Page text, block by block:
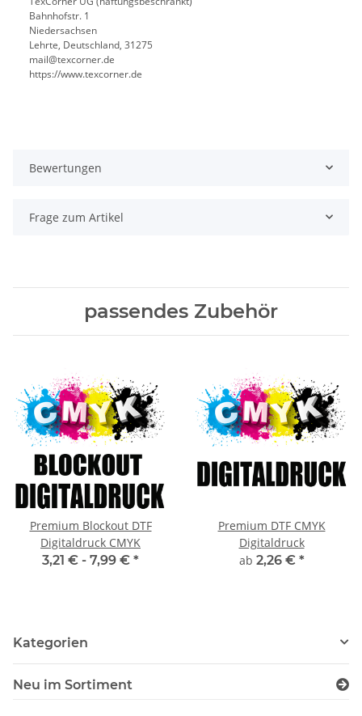
Bahnhofstr. 1
Niedersachsen
Lehrte, Deutschland, 31275
mail@texcorner.de
https://www.texcorner.de
Bewertungen
Frage zum Artikel
passendes Zubehör
Premium Blockout DTF
Digitaldruck CMYK
3,21 € - 7,99 € *
Premium DTF CMYK
Digitaldruck
ab 2,26 € *
Kategorien
Neu im Sortiment